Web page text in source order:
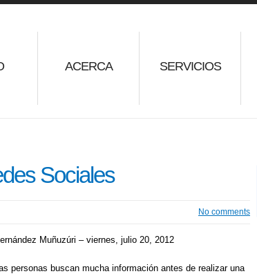
ACERCA SERVICIOS
Sociales
No comments
Muñuzúri – viernes, julio 20, 2012
personas buscan mucha información antes de realizar una